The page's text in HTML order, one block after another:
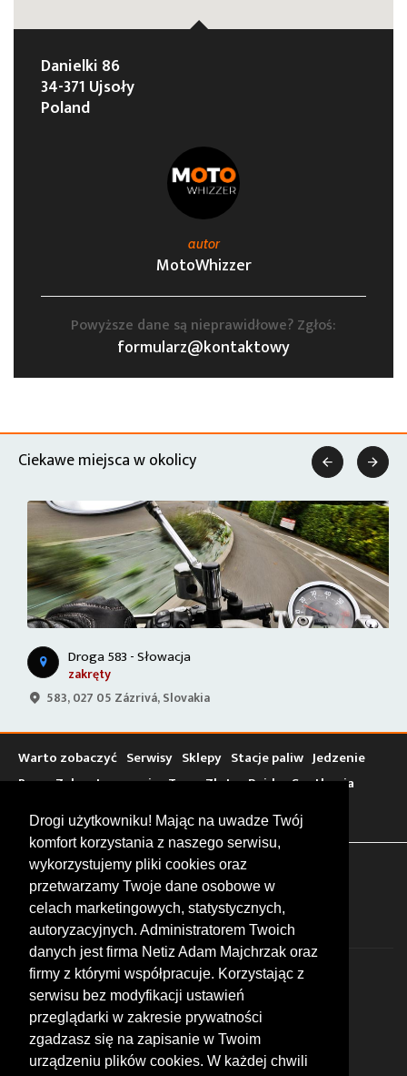
Drogi użytkowniku! Mając na uwadze Twój
komfort korzystania z naszego serwisu,
wykorzystujemy pliki cookies oraz
przetwarzamy Twoje dane osobowe w
celach marketingowych, statystycznych,
autoryzacyjnych. Administratorem Twoich
danych jest firma Netiz Adam Majchrzak oraz
firmy z którymi współpracuje. Korzystając z
serwisu bez modyfikacji ustawień
przeglądarki w zakresie prywatności
zgadzasz się na zapisanie w Twoim
urządzeniu plików cookies. W każdej chwili
Danielki 86
34-371 Ujsoły
Poland
autor
MotoWhizzer
Powyższe dane są nieprawidłowe? Zgłoś:
formularz@kontaktowy
Ciekawe miejsca w okolicy
Droga 583 - Słowacja
zakręty
583, 027 05 Zázrivá, Slovakia
 
Warto zobaczyć Serwisy Sklepy Stacje paliw Jedzenie
Bary Zakwaterowanie Tory Zloty Rajdy Spotkania
Targi
Giełdy Szkolenia
FOLLOW US
© 2026 by MotoWhizzer.com
All rights reserved.